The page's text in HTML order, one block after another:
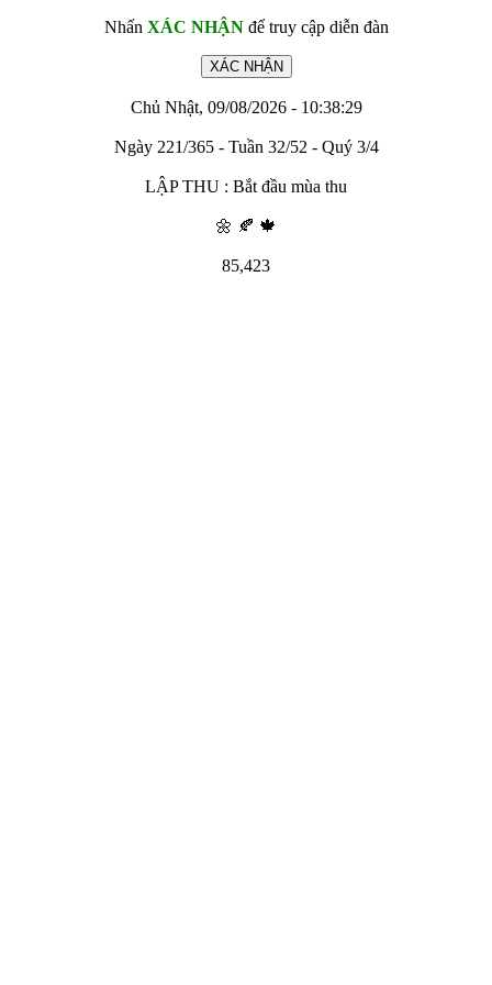
Nhấn XÁC NHẬNđể truy cập diễn đàn
Chủ Nhật, 09/08/2026 - 10:38:29
Ngày 221/365 - Tuần 32/52 - Quý 3/4
LẬP THU : Bắt đầu mùa thu
🌼 🍂 🍁
85,423